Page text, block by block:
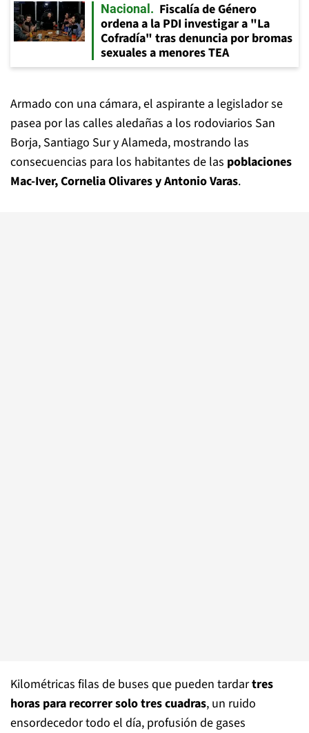
Nacional
Fiscalía de Género
ordena a la PDI investigar a "La
Cofradía" tras denuncia por bromas
sexuales a menores TEA
Armado con una cámara, el aspirante a legislador se
pasea por las calles aledañas a los rodoviarios San
Borja, Santiago Sur y Alameda, mostrando las
consecuencias para los habitantes de las poblaciones
Mac-Iver, Cornelia Olivares y Antonio Varas.
Kilométricas filas de buses que pueden tardartres
horas para recorrer solo tres cuadras, un ruido
ensordecedor todo el día, profusión de gases